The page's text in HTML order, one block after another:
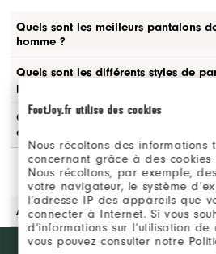
FootJoy.fr utilise des cookies
Nous récoltons des informations
concernant grâce à des cookies
Nous récoltons, par exemple,
votre navigateur, le système
l’adresse IP des appareils que
connecter à Internet. Si vous
d’informations sur l’utilisation de
vous pouvez consulter notre
Quels sont les meilleurs pantalons
homme ?
Quels sont les différents styles de
pour homme ?
Quelles caractéristiques rechercher
de golf pour homme ?
Avec quoi porter un pantalon de
Want behind